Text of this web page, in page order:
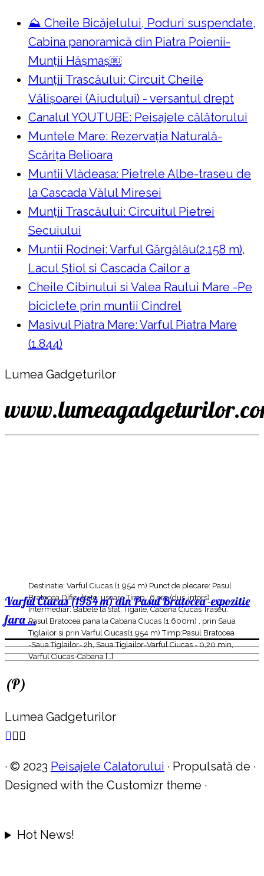
⛰️ Cheile Bicăjelului, Poduri suspendate,
Cabina panoramică din Piatra Poienii-
Munții Hășmaș￼
Munții Trascăului: Circuit Cheile
Vălișoarei (Aiudului) - versantul drept
Canalul YOUTUBE: Peisajele călătorului
Muntele Mare: Rezervaţia Naturală-
Scăriţa Belioara
Muntii Vlădeasa: Pietrele Albe-traseu de
la Cascada Vălul Miresei
Munții Trascăului: Circuitul Pietrei
Secuiului
Muntii Rodnei: Varful Gărgălău(2.158 m),
Lacul Ştiol si Cascada Cailor a
Cheile Cibinului si Valea Raului Mare -Pe
biciclete prin muntii Cindrel
Masivul Piatra Mare: Varful Piatra Mare
(1.844)
Lumea Gadgeturilor
Destinatie: Varful Ciucas (1.954 m) Punct de plecare: Pasul
Bratocea Dificultate: usoara Timp : 6 ore (dus-intors)
Intermediar: Babele la sfat, Tigaile, Cabana Ciucas Traseu:
Pasul Bratocea pana la Cabana Ciucas (1.600m) , prin Saua
Tiglailor si prin Varful Ciucas(1.954 m) Timp:Pasul Bratocea
-Saua Tiglailor- 2h, Saua Tiglailor-Varful Ciucas - 0,20 min,
Varful Ciucas-Cabana […]
Varful Ciucas (1954 m) din Pasul Bratocea -expozitie
fara ...
(P)
Lumea Gadgeturilor
· © 2023 Peisajele Calatorului · Propulsată de ·
Designed with the Customizr theme ·
Hot News!